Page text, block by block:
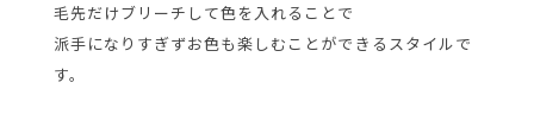
毛先だけブリーチして色を入れることで
派手になりすぎずお色も楽しむことができるスタイルで
す。